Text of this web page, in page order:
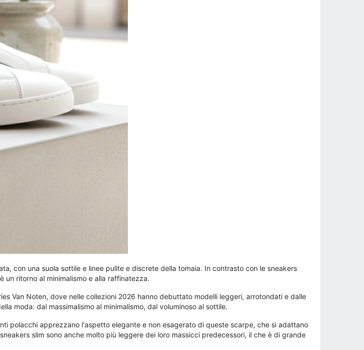
con una suola sottile e linee pulite e discrete della tomaia. In contrasto con le sneakers
un ritorno al minimalismo e alla raffinatezza.
Van Noten, dove nelle collezioni 2026 hanno debuttato modelli leggeri, arrotondati e dalle
moda: dal massimalismo al minimalismo, dal voluminoso al sottile.
polacchi apprezzano l'aspetto elegante e non esagerato di queste scarpe, che si adattano
slim sono anche molto più leggere dei loro massicci predecessori, il che è di grande